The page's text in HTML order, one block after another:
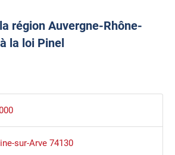
région Auvergne-Rhône-
la loi Pinel
sur-Arve 74130